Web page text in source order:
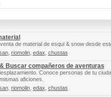
de material de esqui & snow desde
, riomolin, edax chustas
Buscar compañeros de aventuras
Conoce personas de tu
aficiones.
, riomolin, edax chustas